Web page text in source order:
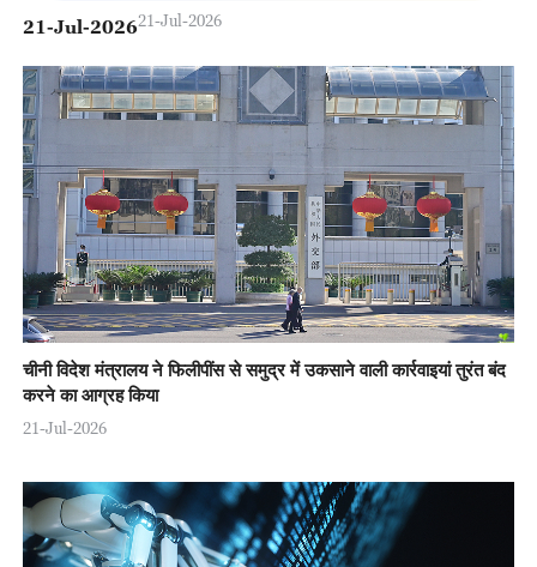
21-Jul-202621-Jul-2026
चीनी विदेश मंत्रालय ने फिलीपींस से समुद्र में उकसाने वाली कार्रवाइयां तुरंत बंद
करने का आग्रह किया
21-Jul-2026